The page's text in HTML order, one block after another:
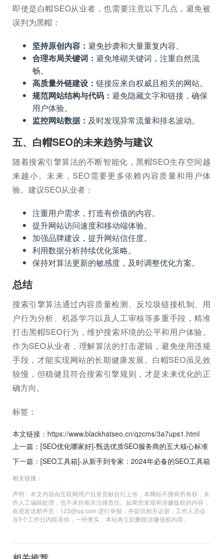
即使是白帽SEO从业者，也需要注意以下几点，避免被
误判为黑帽：
坚持原创内容： 避免抄袭和大量重复内容。
合理布局关键词： 避免堆砌关键词，注重自然流
畅。
高质量外链建设： 链接应来自权威且相关的网站。
规范网站结构与代码： 避免隐藏文字和链接，确保
用户体验。
监控网站数据： 及时发现异常流量和排名波动。
五、白帽SEO的未来趋势与建议
随着搜索引擎算法的不断智能化，黑帽SEO生存空间越
来越小。未来，SEO需要更多依赖内容质量和用户体
验。建议SEO从业者：
注重用户需求，打造有价值的内容。
提升网站访问速度和移动端体验。
加强品牌建设，提升网站信任度。
利用数据分析持续优化策略。
保持对算法更新的敏感度，及时调整优化方案。
总结
搜索引擎算法通过内容质量检测、反垃圾链接机制、用
户行为分析、机器学习以及人工审核等多重手段，精准
打击黑帽SEO行为，维护搜索环境的公平和用户体验。
作为SEO从业者，理解算法的打击逻辑，避免使用违规
手段，才能实现网站的长期健康发展。白帽SEO虽见效
较慢，但稳健且符合搜索引擎规则，才是未来优化的正
确方向。
标签：
本文链接：https://www.blackhatseo.cn/qzcms/3a7ups1.html
上一篇： [SEO优化哪家好]-甄选优质SEO服务商的五大核心标准
与避坑指南
下一篇： [SEO工具箱]-从新手到专家：2024年必备的SEO工具箱
完全指南
相关链接：
声明：本文内容由互联网用户自发贡献自行上传，本网站不拥有所有权，未
作人工编辑处理，也不承担相关法律责任。如果您发现有涉嫌版权的内容，
欢迎发送邮件至： 123@qq.com 进行举报，并提供相关证据，工作人员会
在5个工作日内联系你，一经查实，本站将立刻删除涉嫌侵权内容。